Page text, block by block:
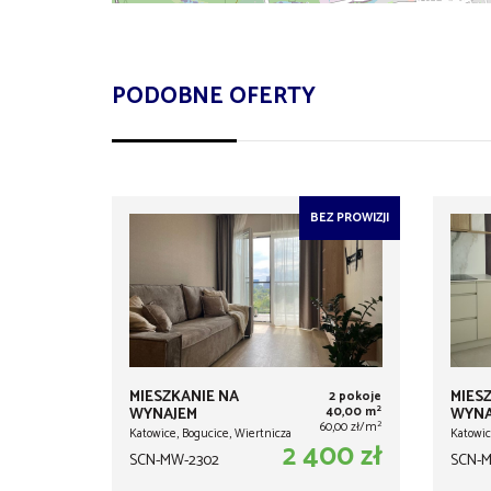
PODOBNE OFERTY
BEZ PROWIZJI
MIESZKANIE NA
WYNAJEM
Katowice, Bogucice, Wiertnicza
2 pokoje
40,00 m2
60,00 zł/m2
SCN-MW-2302 2 400 zł SCN-